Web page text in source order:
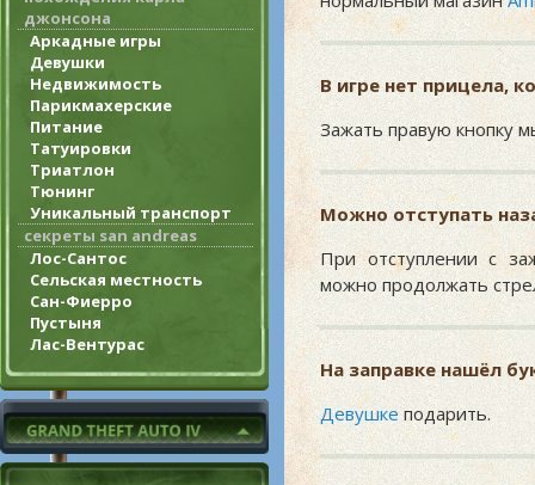
джонсона
Аркадные игры
Девушки
Недвижимость
Парикмахерские
Питание
Татуировки
Триатлон
Тюнинг
Уникальный транспорт
секреты san andreas
Лос-Сантос
Сельская местность
Сан-Фиерро
Пустыня
Лас-Вентурас
В игре нет прицела,
Зажать правую кнопку
Можно отступать
При отступлении с
можно продолжать
На заправке нашёл
Девушкеподарить.